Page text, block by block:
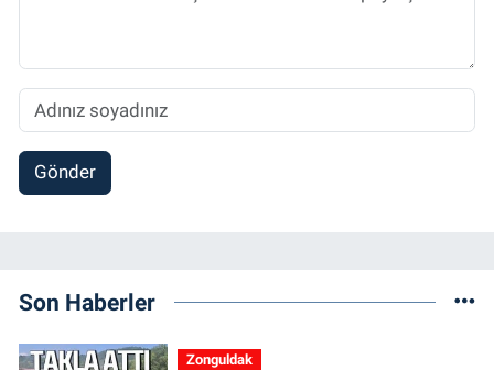
Gönder
Son Haberler
Zonguldak